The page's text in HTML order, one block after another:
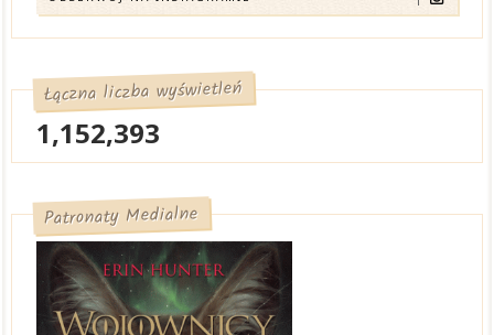
Łączna liczba wyświetleń
1,152,393
Patronaty Medialne